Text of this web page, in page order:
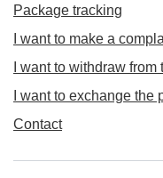
Package tracking
I want to make a
I want to withdraw
I want to exchange the
Contact